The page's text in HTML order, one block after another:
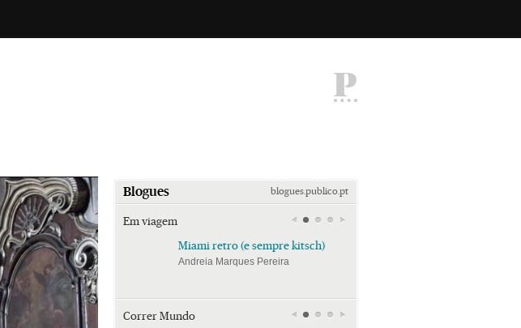
P
Blogues blogues.publico.pt
Em viagem
Miami retro (e sempre kitsch)
Andreia Marques Pereira
Correr Mundo